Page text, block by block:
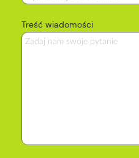
Treść wiadomości